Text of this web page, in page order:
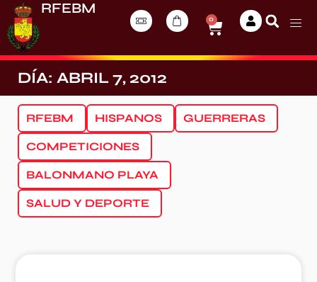
RFEBM
0
DÍA: ABRIL 7, 2012
RFEBM HISPANOS GUERRERAS
COMPETICIONES
BALONMANO PLAYA
SALUD Y DEPORTE